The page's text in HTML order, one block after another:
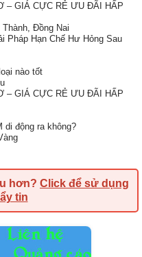
– GIÁ CỰC RẺ ƯU ĐÃI HẤP
Đồng Nai
Pháp Hạn Chế Hư Hỏng Sau
nào tốt
– GIÁ CỰC RẺ ƯU ĐÃI HẤP
di động ra không?
hơn? Click để sử dụng
tin